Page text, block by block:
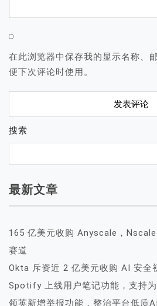
在此浏览器中保存我的显示名称、
便下次评论时使用。
搜索
最新文章
165 亿美元收购 Anyscale，
赛道
Okta 斥资近 2 亿美元收购 AI 安全
Spotify 上线用户笔记功能，支持
领英新增举报功能，整治平台低质